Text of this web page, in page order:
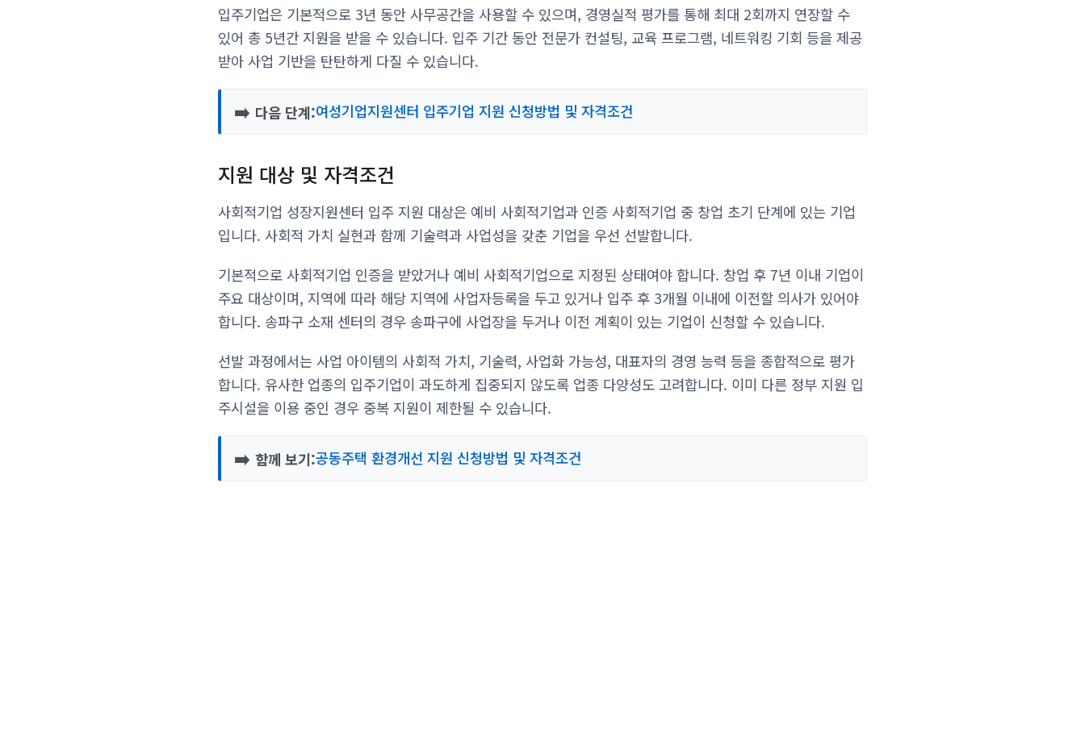
입주기업은 기본적으로 3년 동안 사무공간을 사용할 수 있으며, 경영실적 평가를 통해 최대 2회까지 연장할 수
있어 총 5년간 지원을 받을 수 있습니다. 입주 기간 동안 전문가 컨설팅, 교육 프로그램, 네트워킹 기회 등을 제공
받아 사업 기반을 탄탄하게 다질 수 있습니다.
➡️ 다음 단계:여성기업지원센터 입주기업 지원 신청방법 및 자격조건
지원 대상 및 자격조건
사회적기업 성장지원센터 입주 지원 대상은 예비 사회적기업과 인증 사회적기업 중 창업 초기 단계에 있는 기업
입니다. 사회적 가치 실현과 함께 기술력과 사업성을 갖춘 기업을 우선 선발합니다.
기본적으로 사회적기업 인증을 받았거나 예비 사회적기업으로 지정된 상태여야 합니다. 창업 후 7년 이내 기업이
주요 대상이며, 지역에 따라 해당 지역에 사업자등록을 두고 있거나 입주 후 3개월 이내에 이전할 의사가 있어야
합니다. 송파구 소재 센터의 경우 송파구에 사업장을 두거나 이전 계획이 있는 기업이 신청할 수 있습니다.
선발 과정에서는 사업 아이템의 사회적 가치, 기술력, 사업화 가능성, 대표자의 경영 능력 등을 종합적으로 평가
합니다. 유사한 업종의 입주기업이 과도하게 집중되지 않도록 업종 다양성도 고려합니다. 이미 다른 정부 지원 입
주시설을 이용 중인 경우 중복 지원이 제한될 수 있습니다.
➡️ 함께 보기:공동주택 환경개선 지원 신청방법 및 자격조건